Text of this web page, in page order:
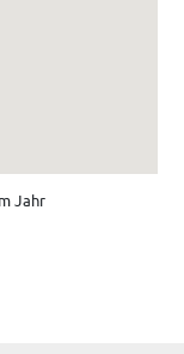
Jahr